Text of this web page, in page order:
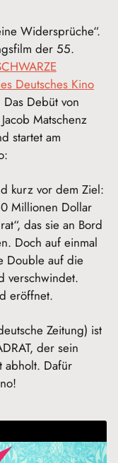
Widersprüche“.
der 55.
Deutsches Kino
Debüt von
Matschenz
startet am
kurz vor dem Ziel:
Millionen Dollar
das sie an Bord
Doch auf einmal
Double auf die
verschwindet.
eröffnet.
Zeitung) ist
der sein
abholt. Dafür